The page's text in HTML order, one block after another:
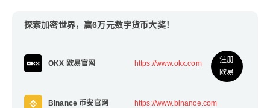
探索加密世界，赢6万元数字货币大奖！
OKX 欧易官网 https://www.okx.com
注册
欧易
Binance 币安官网 https://www.binance.com